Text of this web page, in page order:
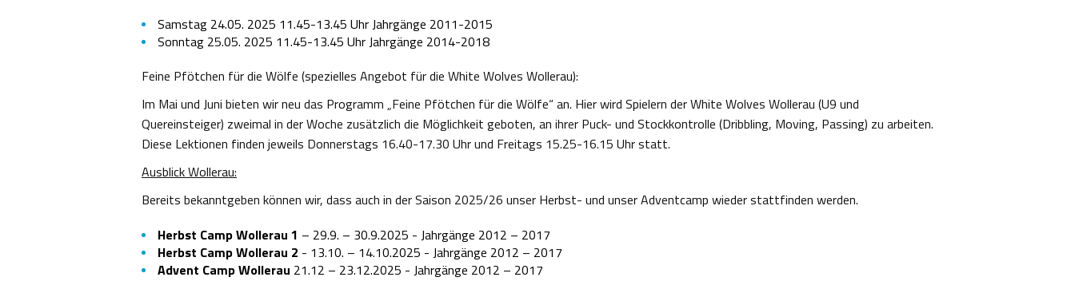
Samstag 24.05. 2025 11.45-13.45 Uhr Jahrgänge 2011-2015
Sonntag 25.05. 2025 11.45-13.45 Uhr Jahrgänge 2014-2018
Feine Pfötchen für die Wölfe (spezielles Angebot für die White Wolves Wollerau):
Im Mai und Juni bieten wir neu das Programm „Feine Pfötchen für die Wölfe“ an. Hier wird Spielern der White Wolves Wollerau (U9 und
Quereinsteiger) zweimal in der Woche zusätzlich die Möglichkeit geboten, an ihrer Puck- und Stockkontrolle (Dribbling, Moving, Passing) zu arbeiten.
Diese Lektionen finden jeweils Donnerstags 16.40-17.30 Uhr und Freitags 15.25-16.15 Uhr statt.
Ausblick Wollerau:
Bereits bekanntgeben können wir, dass auch in der Saison 2025/26 unser Herbst- und unser Adventcamp wieder stattfinden werden.
Herbst Camp Wollerau 1 – 29.9. – 30.9.2025 - Jahrgänge 2012 – 2017
Herbst Camp Wollerau 2 - 13.10. – 14.10.2025 - Jahrgänge 2012 – 2017
Advent Camp Wollerau 21.12 – 23.12.2025 - Jahrgänge 2012 – 2017